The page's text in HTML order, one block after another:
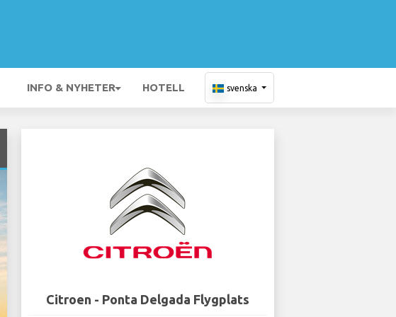
INFO & NYHETER HOTELL svenska
Citroen - Ponta Delgada Flygplats